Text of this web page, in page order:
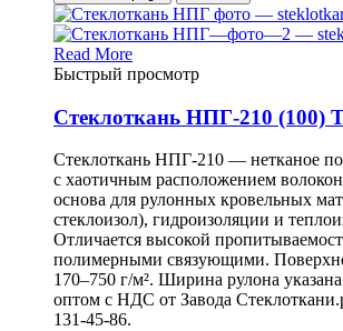
Read More
Быстрый просмотр
Стеклоткань НПГ-210 (100)
Стеклоткань НПГ-210 — нетканое
с хаотичным расположением
основа для рулонных кровельных
стеклоизол), гидроизоляции и
Отличается высокой
полимерными связующими.
170–750 г/м². Ширина рулона
оптом с НДС от Завода
131-45-86.